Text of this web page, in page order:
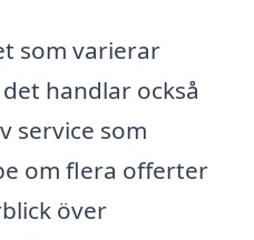
som varierar
handlar också
service som
om flera offerter
över